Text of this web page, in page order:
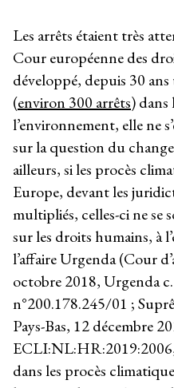
Les arrêts étaient très
Cour européenne des
développé, depuis 30
(environ 300 arrêts) dans
l’environnement, elle ne
sur la question du
ailleurs, si les procès
Europe, devant les
multipliés, celles-ci ne se
sur les droits humains, à
l’affaire Urgenda (Cour
octobre 2018, Urgenda c.
n°200.178.245/01 ;
Pays-Bas, 12 décembre
dans les procès